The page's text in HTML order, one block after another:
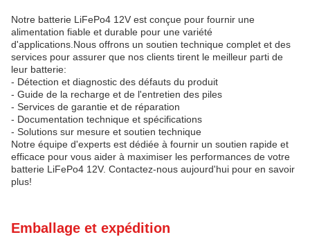
Notre batterie LiFePo4 12V est conçue pour fournir une
alimentation fiable et durable pour une variété
d'applications.Nous offrons un soutien technique complet et des
services pour assurer que nos clients tirent le meilleur parti de
leur batterie:
- Détection et diagnostic des défauts du produit
- Guide de la recharge et de l'entretien des piles
- Services de garantie et de réparation
- Documentation technique et spécifications
- Solutions sur mesure et soutien technique
Notre équipe d'experts est dédiée à fournir un soutien rapide et
efficace pour vous aider à maximiser les performances de votre
batterie LiFePo4 12V. Contactez-nous aujourd'hui pour en savoir
plus!
Emballage et expédition